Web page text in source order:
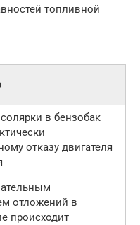
топливной
в бензобак
отказу двигателя
отложений в
происходит